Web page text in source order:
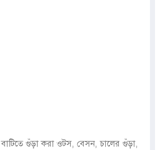
গুঁড়া করা ওটস, বেসন, চালের গুঁড়া,